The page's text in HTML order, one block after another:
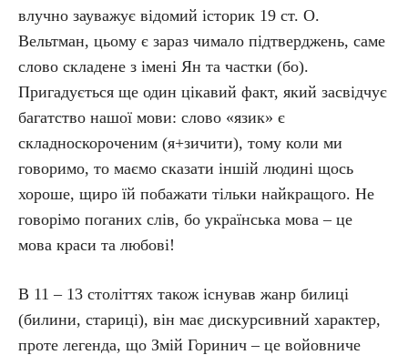
влучно зауважує відомий історик 19 ст. О.
Вельтман, цьому є зараз чимало підтверджень, саме
слово складене з імені Ян та частки (бо).
Пригадується ще один цікавий факт, який засвідчує
багатство нашої мови: слово «язик» є
складноскороченим (я+зичити), тому коли ми
говоримо, то маємо сказати іншій людині щось
хороше, щиро їй побажати тільки найкращого. Не
говорімо поганих слів, бо українська мова – це
мова краси та любові!
В 11 – 13 століттях також існував жанр билиці
(билини, стариці), він має дискурсивний характер,
проте легенда, що Змій Горинич – це войовниче